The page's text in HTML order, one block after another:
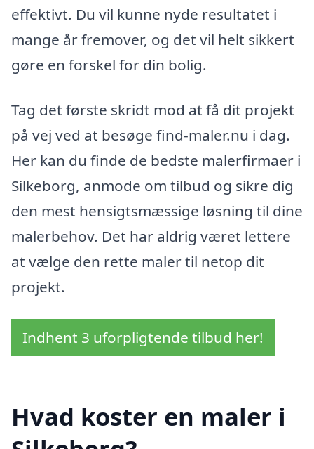
effektivt. Du vil kunne nyde resultatet i
mange år fremover, og det vil helt sikkert
gøre en forskel for din bolig.
Tag det første skridt mod at få dit projekt
på vej ved at besøge find-maler.nu i dag.
Her kan du finde de bedste malerfirmaer i
Silkeborg, anmode om tilbud og sikre dig
den mest hensigtsmæssige løsning til dine
malerbehov. Det har aldrig været lettere
at vælge den rette maler til netop dit
projekt.
Indhent 3 uforpligtende tilbud her!
Hvad koster en maler i